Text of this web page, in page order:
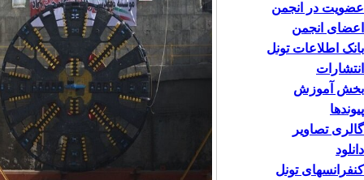
عضویت در انجمن
اعضای انجمن
بانک اطلاعات تونل
انتشارات
بخش آموزش
پیوندها
گالری تصاویر
دانلود
کنفرانسهای تونل